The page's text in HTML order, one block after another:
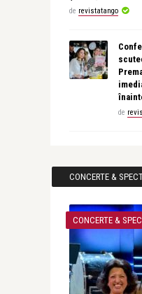
de revistatango
de
CONCERTE &
CONCERTE &